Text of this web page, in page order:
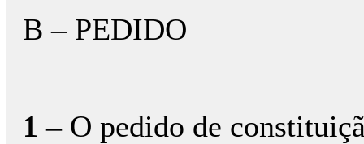
B – PEDIDO
1 – O pedido de